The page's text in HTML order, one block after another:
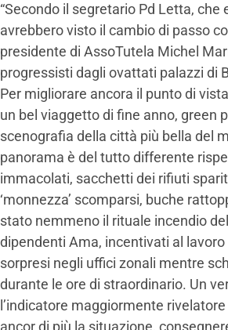
“Secondo il segretario Pd Letta,
avrebbero visto il cambio di passo
presidente di AssoTutela Michel
progressisti dagli ovattati palazzi di
Per migliorare ancora il punto di
un bel viaggetto di fine anno, green
scenografia della città più bella del
panorama è del tutto differente
immacolati, sacchetti dei rifiuti
‘monnezza’ scomparsi, buche
stato nemmeno il rituale incendio
dipendenti Ama, incentivati al lavoro
sorpresi negli uffici zonali mentre
durante le ore di straordinario. Un
l’indicatore maggiormente
ancor di più la situazione,